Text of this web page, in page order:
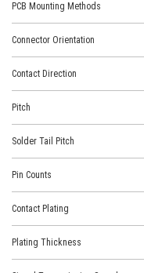
PCB Mounting Methods
Connector Orientation
Contact Direction
Pitch
Solder Tail Pitch
Pin Counts
Contact Plating
Plating Thickness